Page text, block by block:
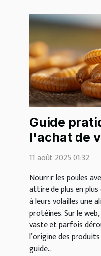
Guide
l'achat de
séchés
11 août 2025 01:32
Nourrir les poules
attire de plus en plus
à leurs volailles une
protéines. Sur le
vaste et parfois
l’origine des
guide...